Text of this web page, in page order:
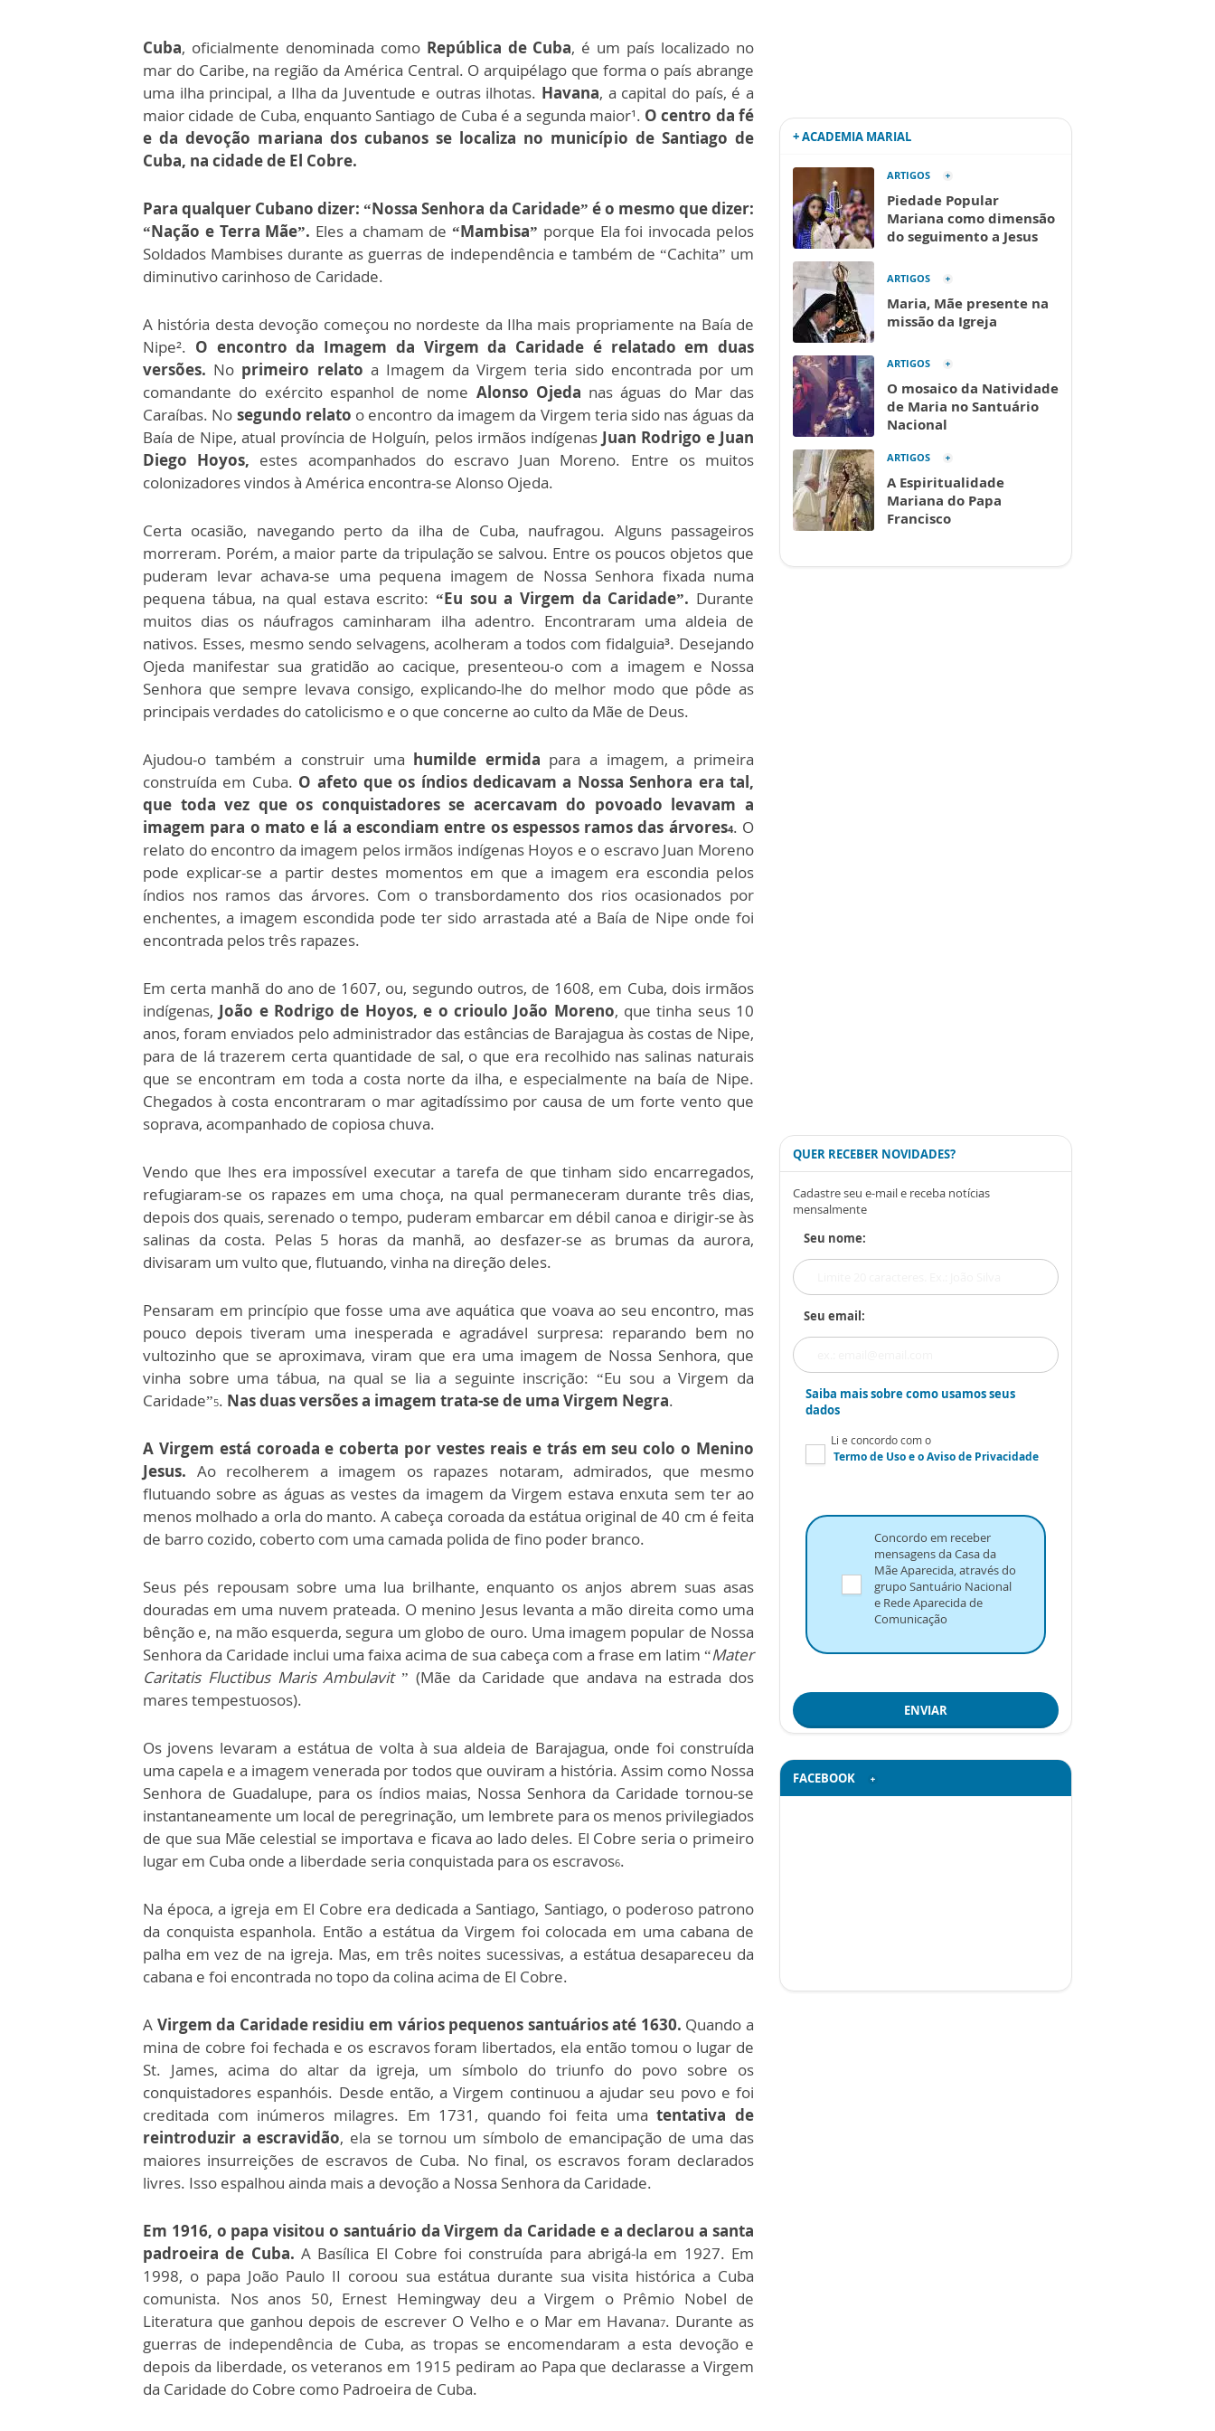
Cuba, oficialmente denominada como República de Cuba, é um país localizado no
mar do Caribe, na região da América Central. O arquipélago que forma o país abrange
uma ilha principal, a Ilha da Juventude e outras ilhotas. Havana, a capital do país, é a
maior cidade de Cuba, enquanto Santiago de Cuba é a segunda maior¹. O centro da fé
e da devoção mariana dos cubanos se localiza no município de Santiago de
Cuba, na cidade de El Cobre.
Para qualquer Cubano dizer: “Nossa Senhora da Caridade” é o mesmo que dizer:
“Nação e Terra Mãe”. Eles a chamam de“Mambisa” porque Ela foi invocada pelos
Soldados Mambises durante as guerras de independência e também de “Cachita” um
diminutivo carinhoso de Caridade.
A história desta devoção começou no nordeste da Ilha mais propriamente na Baía de
Nipe². O encontro da Imagem da Virgem da Caridade é relatado em duas
versões. No primeiro relato a Imagem da Virgem teria sido encontrada por um
comandante do exército espanhol de nome Alonso Ojeda nas águas do Mar das
Caraíbas. No segundo relato o encontro da imagem da Virgem teria sido nas águas da
Baía de Nipe, atual província de Holguín, pelos irmãos indígenas Juan Rodrigo e Juan
Diego Hoyos, estes acompanhados do escravo Juan Moreno. Entre os muitos
colonizadores vindos à América encontra-se Alonso Ojeda.
Certa ocasião, navegando perto da ilha de Cuba, naufragou. Alguns passageiros
morreram. Porém, a maior parte da tripulação se salvou. Entre os poucos objetos que
puderam levar achava-se uma pequena imagem de Nossa Senhora fixada numa
pequena tábua, na qual estava escrito: “Eu sou a Virgem da Caridade”. Durante
muitos dias os náufragos caminharam ilha adentro. Encontraram uma aldeia de
nativos. Esses, mesmo sendo selvagens, acolheram a todos com fidalguia³. Desejando
Ojeda manifestar sua gratidão ao cacique, presenteou-o com a imagem e Nossa
Senhora que sempre levava consigo, explicando-lhe do melhor modo que pôde as
principais verdades do catolicismo e o que concerne ao culto da Mãe de Deus.
Ajudou-o também a construir uma humilde ermida para a imagem, a primeira
construída em Cuba. O afeto que os índios dedicavam a Nossa Senhora era tal,
que toda vez que os conquistadores se acercavam do povoado levavam a
imagem para o mato e lá a escondiam entre os espessos ramos das árvores4. O
relato do encontro da imagem pelos irmãos indígenas Hoyos e o escravo Juan Moreno
pode explicar-se a partir destes momentos em que a imagem era escondia pelos
índios nos ramos das árvores. Com o transbordamento dos rios ocasionados por
enchentes, a imagem escondida pode ter sido arrastada até a Baía de Nipe onde foi
encontrada pelos três rapazes.
Em certa manhã do ano de 1607, ou, segundo outros, de 1608, em Cuba, dois irmãos
indígenas, João e Rodrigo de Hoyos, e o crioulo João Moreno, que tinha seus 10
anos, foram enviados pelo administrador das estâncias de Barajagua às costas de Nipe,
para de lá trazerem certa quantidade de sal, o que era recolhido nas salinas naturais
que se encontram em toda a costa norte da ilha, e especialmente na baía de Nipe.
Chegados à costa encontraram o mar agitadíssimo por causa de um forte vento que
soprava, acompanhado de copiosa chuva.
Vendo que lhes era impossível executar a tarefa de que tinham sido encarregados,
refugiaram-se os rapazes em uma choça, na qual permaneceram durante três dias,
depois dos quais, serenado o tempo, puderam embarcar em débil canoa e dirigir-se às
salinas da costa. Pelas 5 horas da manhã, ao desfazer-se as brumas da aurora,
divisaram um vulto que, flutuando, vinha na direção deles.
Pensaram em princípio que fosse uma ave aquática que voava ao seu encontro, mas
pouco depois tiveram uma inesperada e agradável surpresa: reparando bem no
vultozinho que se aproximava, viram que era uma imagem de Nossa Senhora, que
vinha sobre uma tábua, na qual se lia a seguinte inscrição: “Eu sou a Virgem da
Caridade”5. Nas duas versões a imagem trata-se de uma Virgem Negra.
A Virgem está coroada e coberta por vestes reais e trás em seu colo o Menino
Jesus. Ao recolherem a imagem os rapazes notaram, admirados, que mesmo
flutuando sobre as águas as vestes da imagem da Virgem estava enxuta sem ter ao
menos molhado a orla do manto. A cabeça coroada da estátua original de 40 cm é feita
de barro cozido, coberto com uma camada polida de fino poder branco.
Seus pés repousam sobre uma lua brilhante, enquanto os anjos abrem suas asas
douradas em uma nuvem prateada. O menino Jesus levanta a mão direita como uma
bênção e, na mão esquerda, segura um globo de ouro. Uma imagem popular de Nossa
Senhora da Caridade inclui uma faixa acima de sua cabeça com a frase em latim “Mater
Caritatis Fluctibus Maris Ambulavit ” (Mãe da Caridade que andava na estrada dos
mares tempestuosos).
Os jovens levaram a estátua de volta à sua aldeia de Barajagua, onde foi construída
uma capela e a imagem venerada por todos que ouviram a história. Assim como Nossa
Senhora de Guadalupe, para os índios maias, Nossa Senhora da Caridade tornou-se
instantaneamente um local de peregrinação, um lembrete para os menos privilegiados
de que sua Mãe celestial se importava e ficava ao lado deles. El Cobre seria o primeiro
lugar em Cuba onde a liberdade seria conquistada para os escravos6.
Na época, a igreja em El Cobre era dedicada a Santiago, Santiago, o poderoso patrono
da conquista espanhola. Então a estátua da Virgem foi colocada em uma cabana de
palha em vez de na igreja. Mas, em três noites sucessivas, a estátua desapareceu da
cabana e foi encontrada no topo da colina acima de El Cobre.
A Virgem da Caridade residiu em vários pequenos santuários até 1630. Quando a
mina de cobre foi fechada e os escravos foram libertados, ela então tomou o lugar de
St. James, acima do altar da igreja, um símbolo do triunfo do povo sobre os
conquistadores espanhóis. Desde então, a Virgem continuou a ajudar seu povo e foi
creditada com inúmeros milagres. Em 1731, quando foi feita umatentativa de
reintroduzir a escravidão, ela se tornou um símbolo de emancipação de uma das
maiores insurreições de escravos de Cuba. No final, os escravos foram declarados
livres. Isso espalhou ainda mais a devoção a Nossa Senhora da Caridade.
Em 1916, o papa visitou o santuário da Virgem da Caridade e a declarou a santa
padroeira de Cuba. A Basílica El Cobre foi construída para abrigá-la em 1927. Em
1998, o papa João Paulo II coroou sua estátua durante sua visita histórica a Cuba
comunista. Nos anos 50, Ernest Hemingway deu a Virgem o Prêmio Nobel de
Literatura que ganhou depois de escrever O Velho e o Mar em Havana7. Durante as
guerras de independência de Cuba, as tropas se encomendaram a esta devoção e
depois da liberdade, os veteranos em 1915 pediram ao Papa que declarasse a Virgem
da Caridade do Cobre como Padroeira de Cuba.
+ ACADEMIA MARIAL
ARTIGOS
Piedade Popular
Mariana como dimensão
do seguimento a Jesus
ARTIGOS
Maria, Mãe presente na
missão da Igreja
ARTIGOS
O mosaico da Natividade
de Maria no Santuário
Nacional
ARTIGOS
A Espiritualidade
Mariana do Papa
Francisco
QUER RECEBER NOVIDADES?
Cadastre seu e-mail e receba notícias
mensalmente
Seu nome:
Seu email:
Saiba mais sobre como usamos seus
dados
Li e concordo com o
Termo de Usoe oAviso de Privacidade
Concordo em receber
mensagens da Casa da
Mãe Aparecida, através do
grupo Santuário Nacional
e Rede Aparecida de
Comunicação
ENVIAR
FACEBOOK